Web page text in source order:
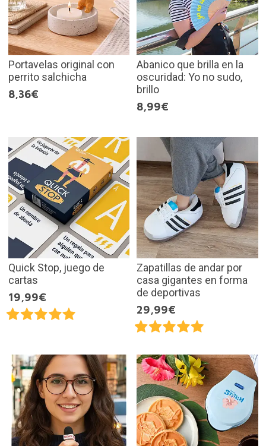
Portavelas original con
perrito salchicha
8,36€
Abanico que brilla en la
oscuridad: Yo no sudo,
brillo
8,99€
Quick Stop, juego de
cartas
19,99€
Zapatillas de andar por
casa gigantes en forma
de deportivas
29,99€